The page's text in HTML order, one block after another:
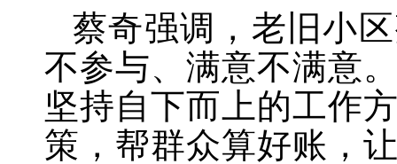
蔡奇强调，老旧小
不参与、满意不满意
坚持自下而上的工作
策，帮群众算好账，